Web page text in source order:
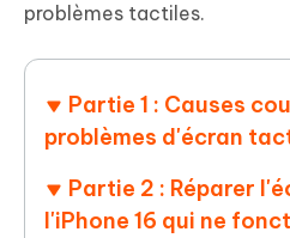
problèmes tactiles.
Partie 1 : Causes
problèmes d'écran
Partie 2 : Réparer
l'iPhone 16 qui ne